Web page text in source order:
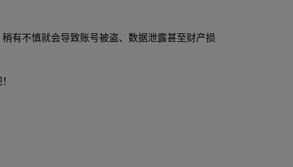
有不慎就会导致账号被盗、数据泄露甚至财产损